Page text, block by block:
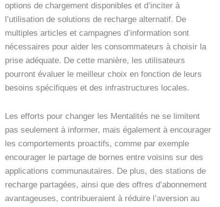
options de chargement disponibles et d’inciter à
l’utilisation de solutions de recharge alternatif. De
multiples articles et campagnes d’information sont
nécessaires pour aider les consommateurs à choisir la
prise adéquate. De cette manière, les utilisateurs
pourront évaluer le meilleur choix en fonction de leurs
besoins spécifiques et des infrastructures locales.
Les efforts pour changer les Mentalités ne se limitent
pas seulement à informer, mais également à encourager
les comportements proactifs, comme par exemple
encourager le partage de bornes entre voisins sur des
applications communautaires. De plus, des stations de
recharge partagées, ainsi que des offres d’abonnement
avantageuses, contribueraient à réduire l’aversion au